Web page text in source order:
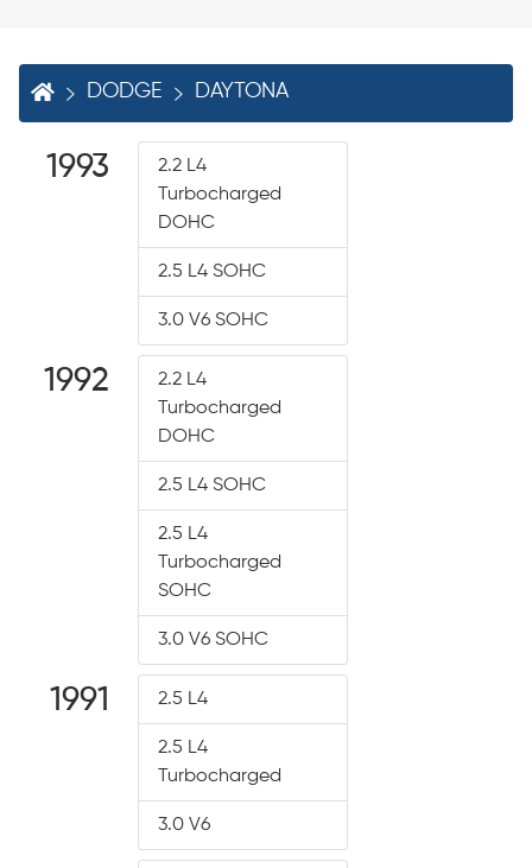
DODGE DAYTONA
1993
2.2 L4
Turbocharged
DOHC
2.5 L4 SOHC
3.0 V6 SOHC
1992
2.2 L4
Turbocharged
DOHC
2.5 L4 SOHC
2.5 L4
Turbocharged
SOHC
3.0 V6 SOHC
1991 2.5 L4
2.5 L4
Turbocharged
3.0 V6